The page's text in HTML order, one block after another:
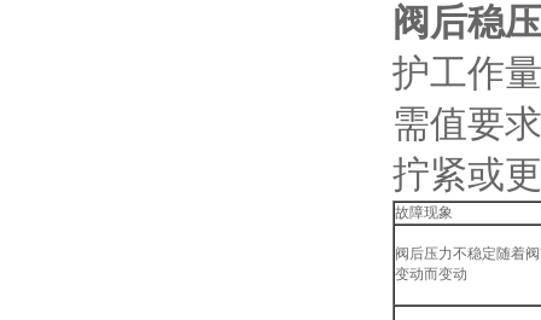
阀后稳
护工作
需值要
拧紧或
故障现象
阀后压力不稳定随着
变动而变动